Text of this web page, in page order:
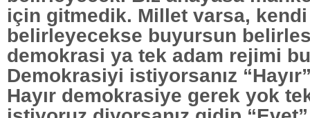
için gitmedik. Millet varsa,
belirleyecekse buyursun
demokrasi ya tek adam rejimi
Demokrasiyi istiyorsanız
Hayır demokrasiye gerek yok